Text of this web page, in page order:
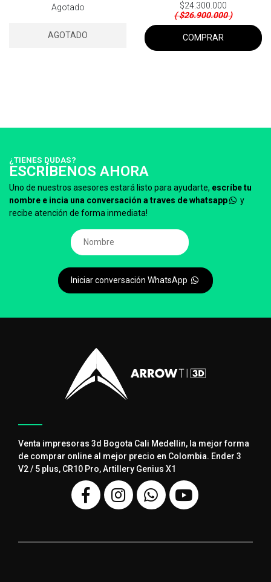
Agotado
AGOTADO
$24.300.000
( $26.900.000 )
COMPRAR
¿TIENES DUDAS?
ESCRÍBENOS AHORA
Uno de nuestros asesores estará listo para ayudarte, escríbe tu
nombre e incia una conversación a traves de whatsapp
y
recibe atención de forma inmediata!
Iniciar conversación WhatsApp
Venta impresoras 3d Bogota Cali Medellin, la mejor forma
de comprar online al mejor precio en Colombia. Ender 3
V2 / 5 plus, CR10 Pro, Artillery Genius X1